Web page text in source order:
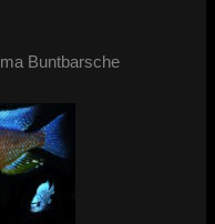
Buntbarsche